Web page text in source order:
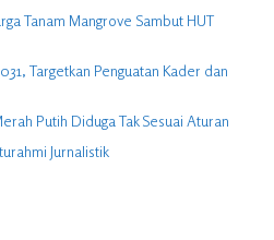
Tanam Mangrove Sambut HUT
Targetkan Penguatan Kader dan
Putih Diduga Tak Sesuai Aturan
Jurnalistik